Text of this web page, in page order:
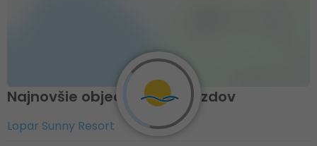
Najnovšie objednávky zájazdov
Lopar Sunny Resort